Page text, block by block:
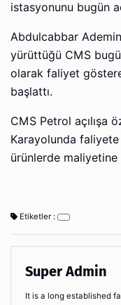
istasyonunu bugün
Abdulcabbar
yürüttüğü CMS
olarak faliyet
başlattı.
CMS Petrol açılışa
Karayolunda
ürünlerde maliyetine
Etiketler :
Super Admin
It is a long established